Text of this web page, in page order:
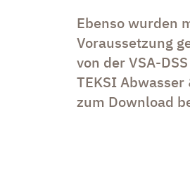
Ebenso wurden
Voraussetzung
von der VSA-
TEKSI
zum Download